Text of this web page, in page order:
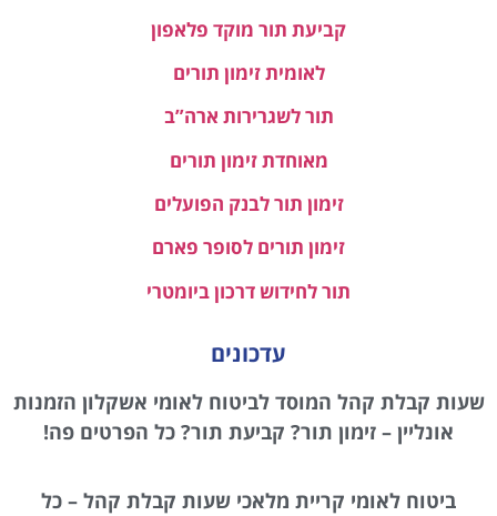
קביעת תור מוקד פלאפון
לאומית זימון תורים
תור לשגרירות ארה”ב
מאוחדת זימון תורים
זימון תור לבנק הפועלים
זימון תורים לסופר פארם
תור לחידוש דרכון ביומטרי
עדכונים
שעות קבלת קהל המוסד לביטוח לאומי אשקלון הזמנות
אונליין – זימון תור? קביעת תור? כל הפרטים פה!
ביטוח לאומי קריית מלאכי שעות קבלת קהל – כל